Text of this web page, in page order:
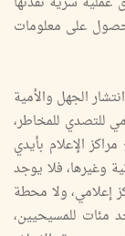
على معلومات
الجهل والأمية
للتصدي للمخاطر،
الإعلام بأيدي
وغيرها، فلا يوجد
إعلامي، ولا محطة
مئات للمسيحيين،